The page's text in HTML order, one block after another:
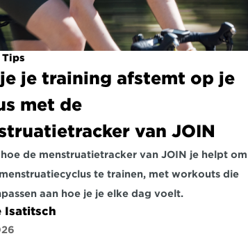
je training afstemt op je
met de
van JOIN
de menstruatietracker van JOIN je helpt om
te trainen, met workouts die
aan hoe je je elke dag voelt.
Isatitsch